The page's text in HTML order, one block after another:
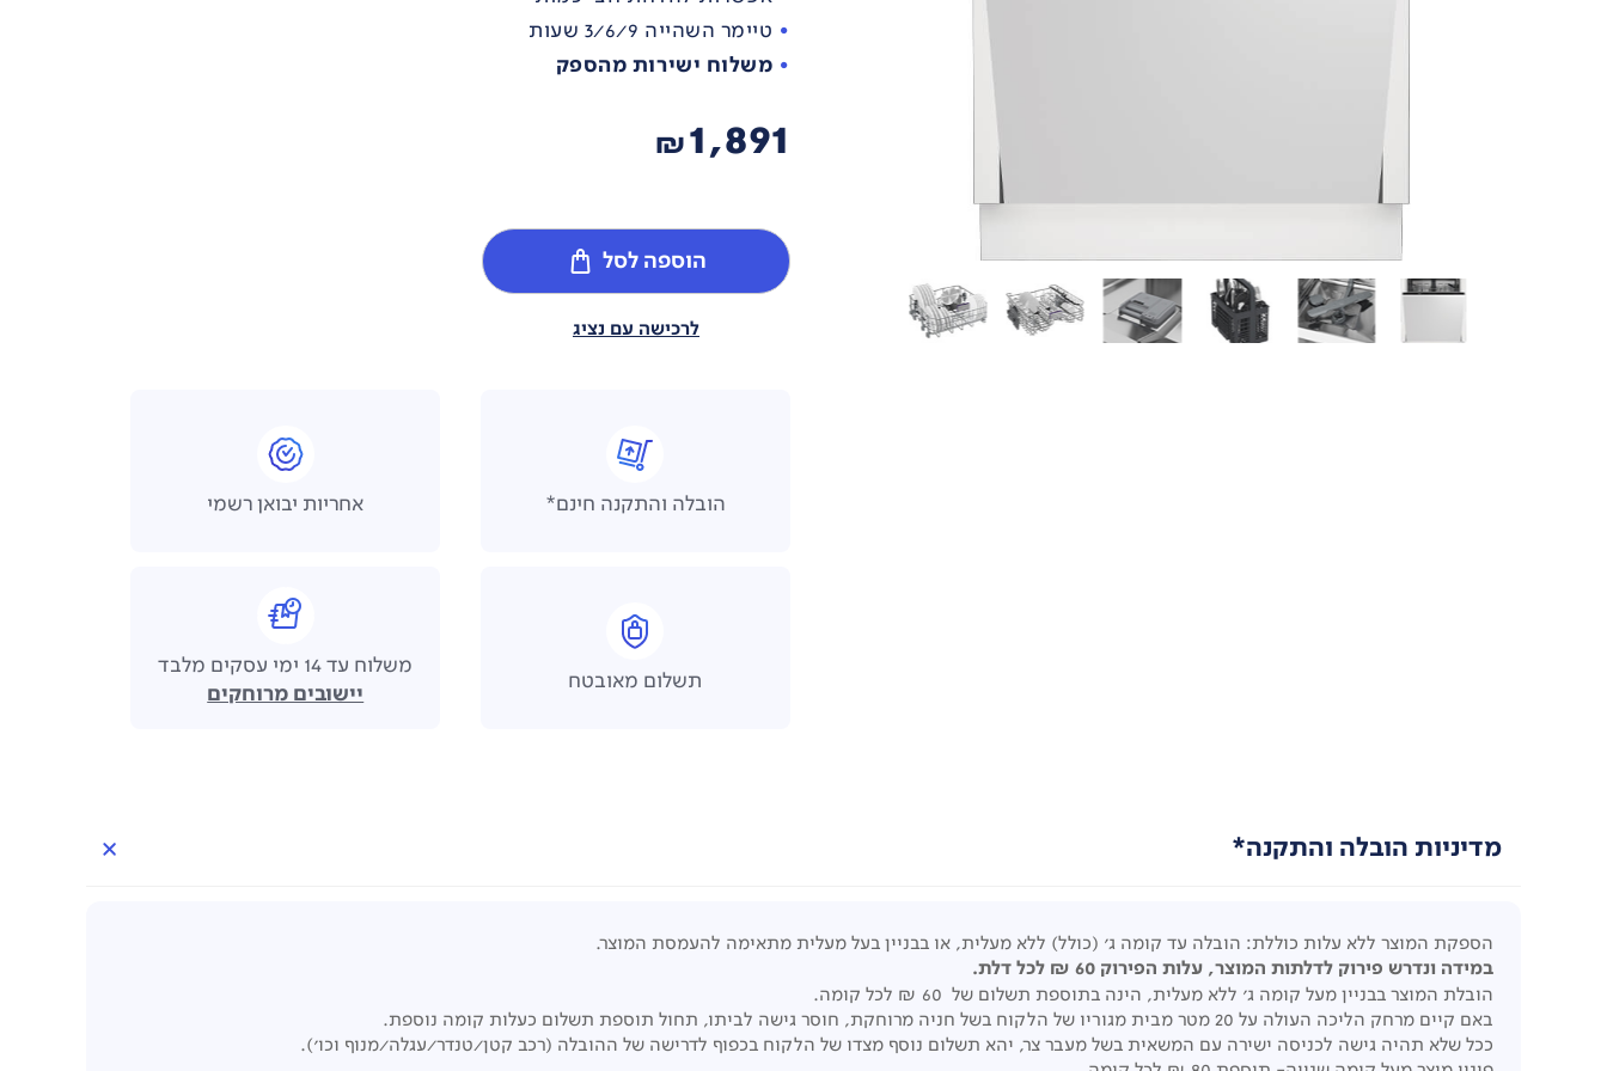
טיימר השהייה 3/6/9 שעות
משלוח ישירות מהספק
1,891
₪
הוספה לסל
לרכישה עם נציג
הובלה והתקנה חינם* אחריות יבואן רשמי
תשלום מאובטח
משלוח עד 14 ימי עסקים מלבד
יישובים מרוחקים
מדיניות הובלה והתקנה*
הספקת המוצר ללא עלות כוללת: הובלה עד קומה ג' (כולל) ללא מעלית, או בבניין בעל מעלית מתאימה להעמסת המוצר.
במידה ונדרש פירוק לדלתות המוצר, עלות הפירוק 60 ₪ לכל דלת.
הובלת המוצר בבניין מעל קומה ג' ללא מעלית, הינה בתוספת תשלום של 60 ₪ לכל קומה.
באם קיים מרחק הליכה העולה על 20 מטר מבית מגוריו של הלקוח בשל חניה מרוחקת, חוסר גישה לביתו, תחול תוספת תשלום כעלות קומה נוספת.
ככל שלא תהיה גישה לכניסה ישירה עם המשאית בשל מעבר צר, יהא תשלום נוסף מצדו של הלקוח בכפוף לדרישה של ההובלה (רכב קטן/טנדר/עגלה/מנוף וכו').